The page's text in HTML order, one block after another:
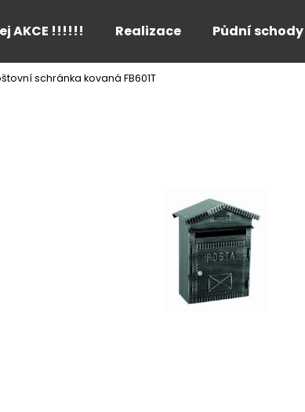
AKCE !!!!!! Realizace Půdní schody
schránka kovaná FB601T
Co potřebujete najít?
Doporučujeme